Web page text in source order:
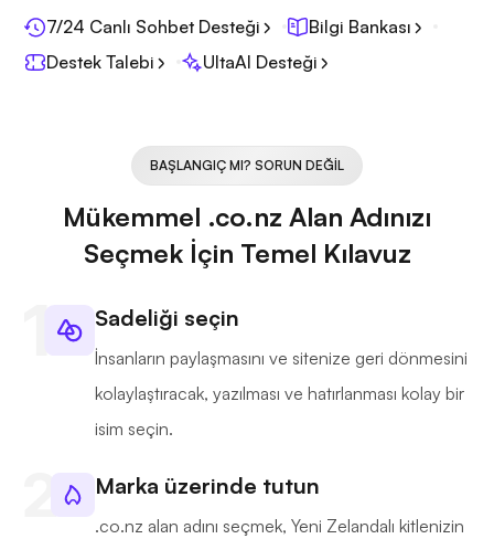
7/24 Canlı Sohbet Desteği
Bilgi Bankası
Destek Talebi
UltaAI Desteği
BAŞLANGIÇ MI? SORUN DEĞIL
Mükemmel .co.nz Alan Adınızı
Seçmek İçin Temel Kılavuz
Sadeliği seçin
İnsanların paylaşmasını ve sitenize geri dönmesini
kolaylaştıracak, yazılması ve hatırlanması kolay bir
isim seçin.
Marka üzerinde tutun
.co.nz alan adını seçmek, Yeni Zelandalı kitlenizin